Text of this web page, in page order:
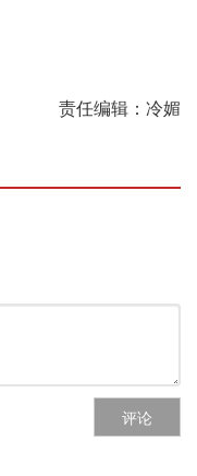
责任编辑：冷媚
评论